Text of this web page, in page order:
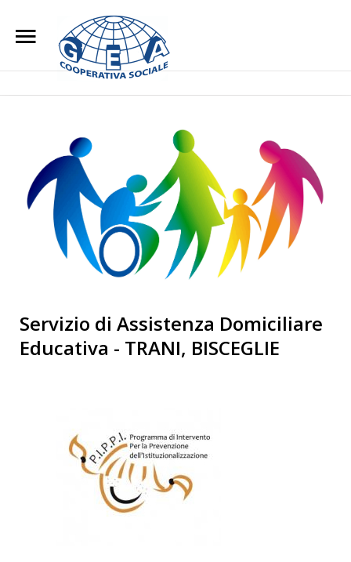
Home
L'impegno Sociale
Opere di Carità
Attività
Servizio di Assistenza Domiciliare
Educativa - TRANI, BISCEGLIE